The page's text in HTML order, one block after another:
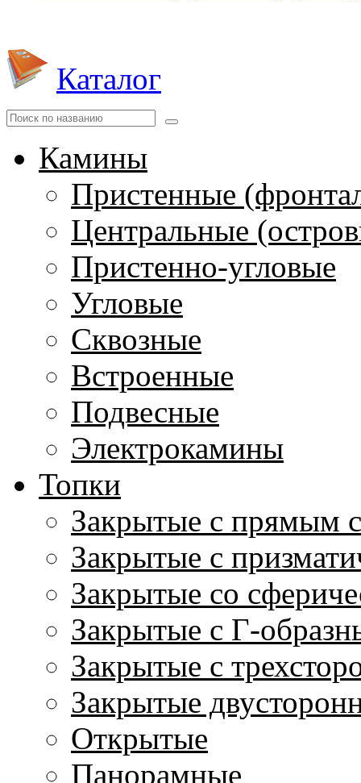
Каталог
Камины
Пристенные
Центральные
Пристенно-угловые
Угловые
Сквозные
Встроенные
Подвесные
Электрокамины
Топки
Закрытые с прямым
Закрытые с
Закрытые со
Закрытые с Г-
Закрытые с
Закрытые
Открытые
Панорамные